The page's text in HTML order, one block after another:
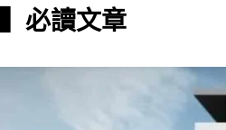
▍必讀文章